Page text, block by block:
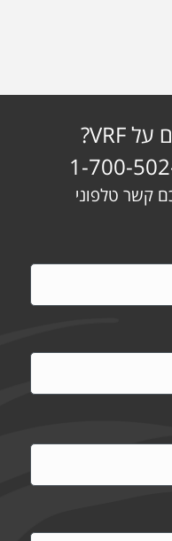
מעוניינים בפרטים נוספים על VRF?
קשר טלפוני